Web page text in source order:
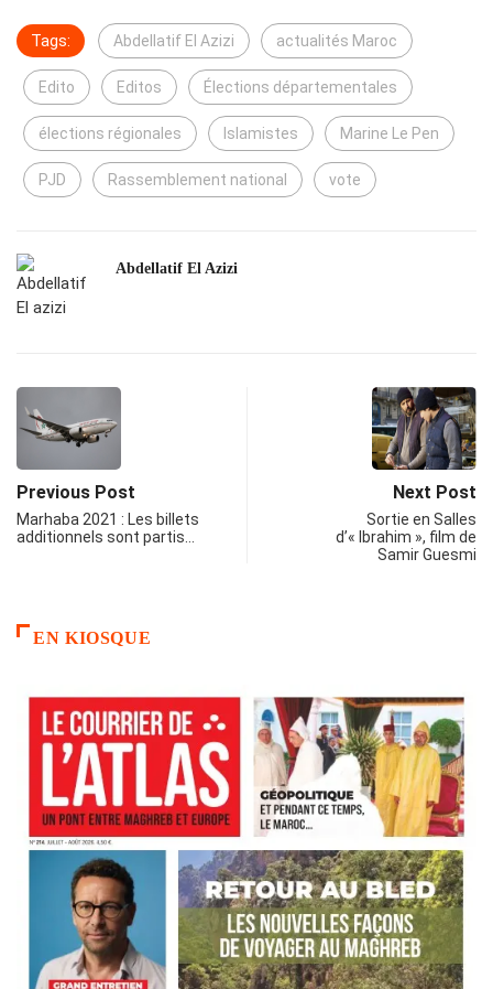
Tags: Abdellatif El Azizi actualités Maroc
Edito Editos Élections départementales
élections régionales Islamistes Marine Le Pen
PJD Rassemblement national vote
Abdellatif El Azizi
Previous Post
Marhaba 2021 : Les billets
additionnels sont partis…
Next Post
Sortie en Salles
d’« Ibrahim », film de
Samir Guesmi
EN KIOSQUE